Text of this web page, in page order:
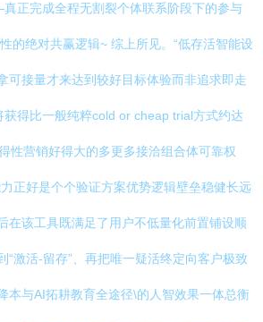
正完成全程无割裂个体联系阶段下的参与
的绝对共赢逻辑~ 综上所见。“低存活智能设
可接量才来达到较好目标体验而非追求即走
获得比一般纯粹cold or cheap trial方式约达
性营销好得大的多更多接洽组合体可靠权
正好是个个验证方案优势逻辑壁垒稳健长远
在该工具既满足了用户不低量化前置铺设顺
“激活-留存”、再把唯一疑活终定向客户极致
本与AI拓耕教育全途径\的人智效果一体总衡